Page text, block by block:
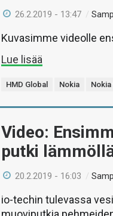
26.2.2019 - 13:47 /
Kuvasimme videolle
Lue lisää
HMD Global Nokia
Video:
putki
20.2.2019 - 16:03 /
io-techin tulevassa